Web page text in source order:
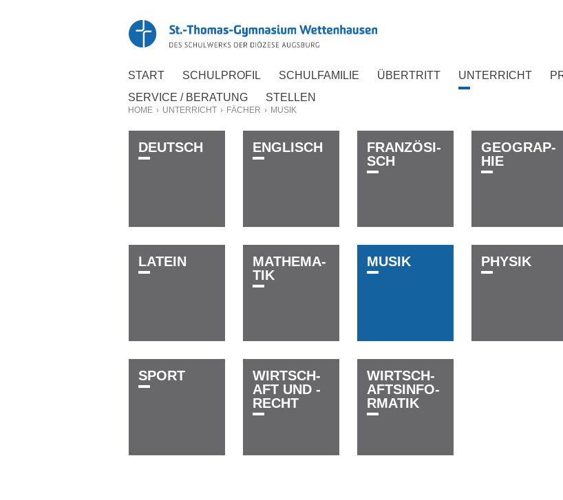
START SCHUL­PROFIL SCHUL­FAMILIE ÜBERTRITT UNTER­RICHT
SERVICE / BERATUNG
STELLEN
HOME › UNTER­RICHT › FÄCHER › MUSIK
D­E­U­T­S­C­H E­N­G­­­L­I­S­C­H
F­R­A­N­Z­Ö­­­­­S­I­
S­C­H
G­E­O­­­G­R­A­P­
H­I­E
L­A­T­E­I­N
M­A­T­H­E­­­­­M­A­
T­I­K
M­U­S­I­K P­H­Y­S­I­K
S­P­O­R­T
W­I­R­T­­­S­C­H­
A­F­T­ ­U­N­D­ ­
R­E­C­H­T
W­I­R­T­­­­­S­C­H­
A­F­T­S­­­­­I­N­F­O­
R­­­M­A­T­I­K